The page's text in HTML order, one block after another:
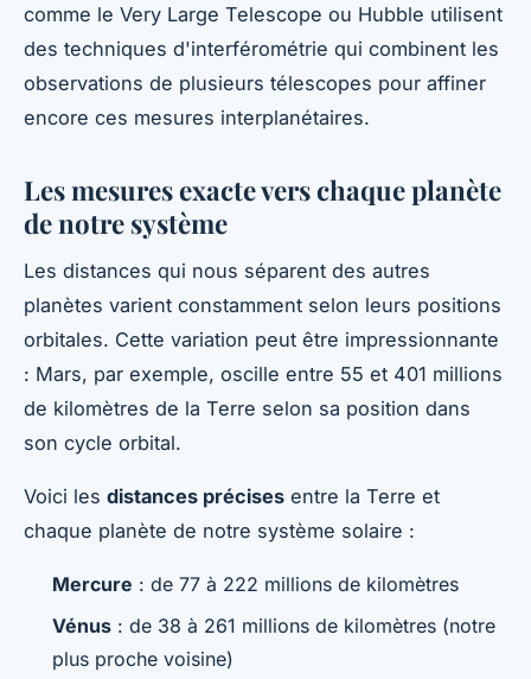
comme le Very Large Telescope ou Hubble utilisent
des techniques d'interférométrie qui combinent les
observations de plusieurs télescopes pour affiner
encore ces mesures interplanétaires.
Les mesures exacte vers chaque planète
de notre système
Les distances qui nous séparent des autres
planètes varient constamment selon leurs positions
orbitales. Cette variation peut être impressionnante
: Mars, par exemple, oscille entre 55 et 401 millions
de kilomètres de la Terre selon sa position dans
son cycle orbital.
Voici les distances précises entre la Terre et
chaque planète de notre système solaire :
Mercure : de 77 à 222 millions de kilomètres
Vénus : de 38 à 261 millions de kilomètres (notre
plus proche voisine)